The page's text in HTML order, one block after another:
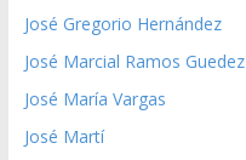
José Gregorio Hernández
José Marcial Ramos Guedez
José María Vargas
José Martí